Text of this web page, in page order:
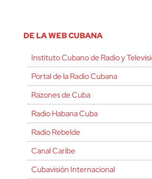
DE LA WEB CUBANA
Instituto Cubano de Radio y
Portal de la Radio Cubana
Razones de Cuba
Radio Habana Cuba
Radio Rebelde
Canal Caribe
Cubavisión Internacional